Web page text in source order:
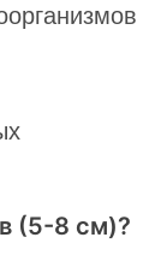
(5-8 см)?